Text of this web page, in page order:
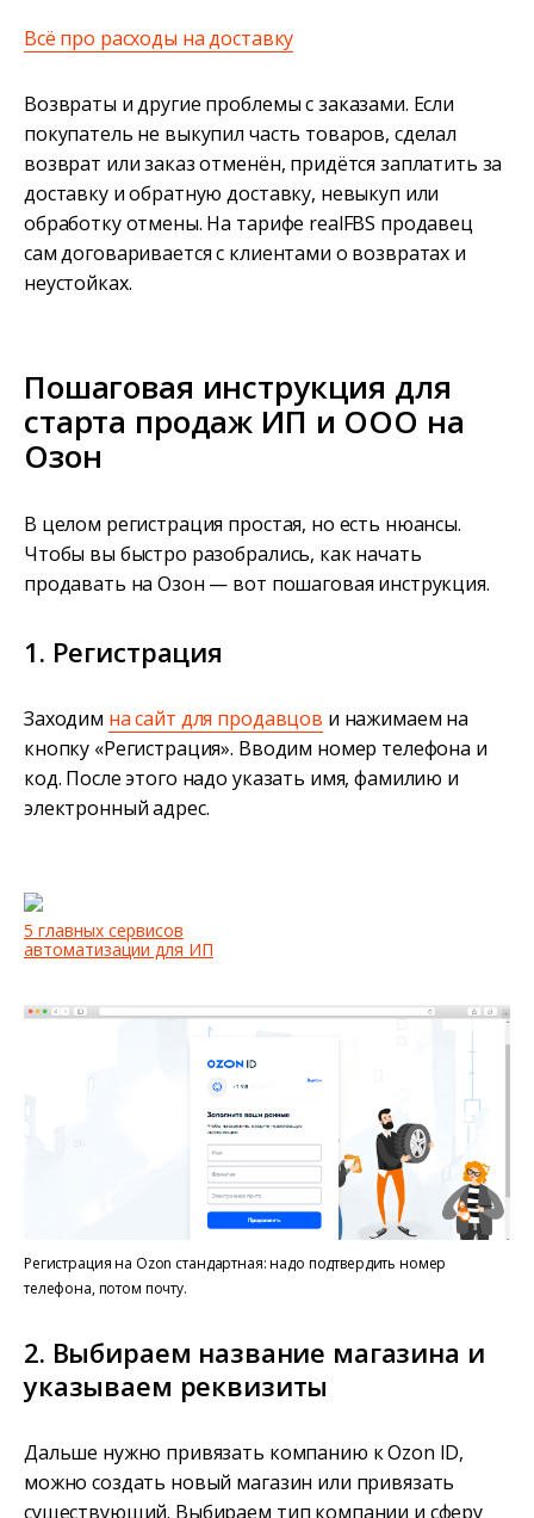
Всё про расходы на доставку
Возвраты и другие проблемы с заказами. Если
покупатель не выкупил часть товаров, сделал
возврат или заказ отменён, придётся заплатить за
доставку и обратную доставку, невыкуп или
обработку отмены. На тарифе realFBS продавец
сам договаривается с клиентами о возвратах и
неустойках.
Пошаговая инструкция для
старта продаж ИП и ООО на
Озон
В целом регистрация простая, но есть нюансы.
Чтобы вы быстро разобрались, как начать
продавать на Озон — вот пошаговая инструкция.
1. Регистрация
Заходим на сайт для продавцов и нажимаем на
кнопку «Регистрация». Вводим номер телефона и
код. После этого надо указать имя, фамилию и
электронный адрес.
5 главных сервисов
автоматизации для ИП
Регистрация на Ozon стандартная: надо подтвердить номер
телефона, потом почту.
2. Выбираем название магазина и
указываем реквизиты
Дальше нужно привязать компанию к Ozon ID,
можно создать новый магазин или привязать
существующий. Выбираем тип компании и сферу